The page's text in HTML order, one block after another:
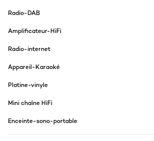
Radio-DAB
Amplificateur-HiFi
Radio-internet
Appareil-Karaoké
Platine-vinyle
Mini chaîne HiFi
Enceinte-sono-portable